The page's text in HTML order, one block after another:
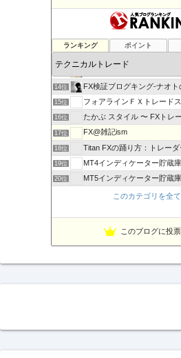
ランキング ポイント
負けない！無料「Immortal_EA
11位 テクニカル分析
現役サラリーマンの副業FX/デイト
14位 FX検証ブログキング-ナオト
15位 フォアラインＦＸトレード
16位 たかぶ スタイル 〜 FXトレード
17位 FX@雑記ism
18位 Titan FXの踊り方：トレー
19位 MT4インディケーター貯蔵庫 | 高機
20位 MT5インディケーター貯蔵庫
相場の天底をピンポイント
豪ドル好きな店主のFXマニ
このカテゴリを全
このブログに投